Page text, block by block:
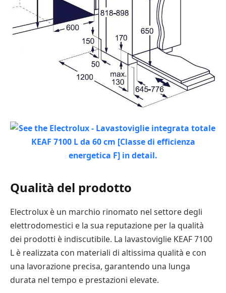
Qualità del prodotto
Electrolux è un marchio rinomato nel settore degli
elettrodomestici e la sua reputazione per la qualità
dei prodotti è indiscutibile. La lavastoviglie KEAF 7100
L è realizzata con materiali di altissima qualità e con
una lavorazione precisa, garantendo una lunga
durata nel tempo e prestazioni elevate.